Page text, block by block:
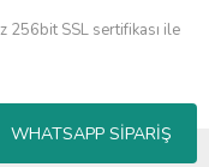
WHATSAPP SİPARİŞ
256bit SSL sertifikası ile